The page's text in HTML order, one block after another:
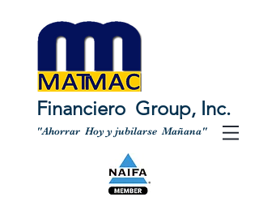
Financiero Group, Inc.
"Ahorrar Hoy y jubilarse Mañana"